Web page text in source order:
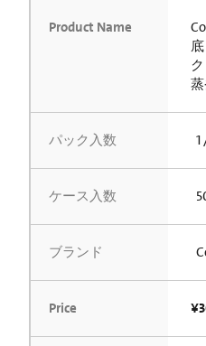
Product Name
パック入数 1
ケース入数
ブランド
Price